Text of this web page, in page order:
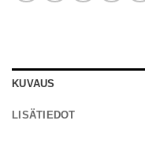
KUVAUS
LISÄTIEDOT